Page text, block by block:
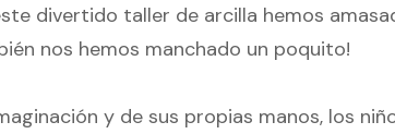
divertido taller de arcilla hemos
nos hemos manchado un poquito!
y de sus propias manos, los